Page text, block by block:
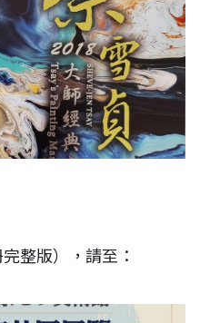
整版），請至：
共同展覽